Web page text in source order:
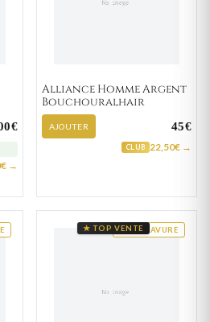
→
Alliance Homme Argent
Bouchouralhair
AJOUTER 45€
CLUB 22,50€ →
GRAVURE
★ TOP VENTE